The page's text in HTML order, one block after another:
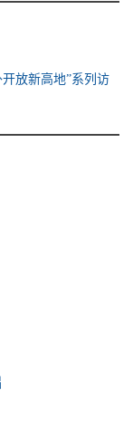
放新高地”系列访